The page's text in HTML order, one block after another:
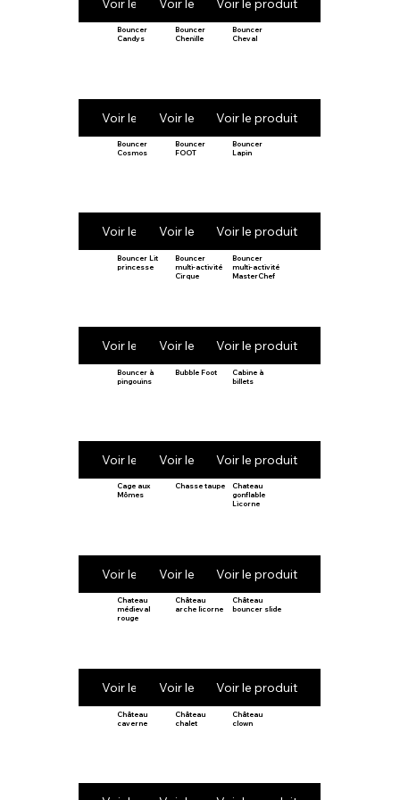
Voir le produitVoir le produitVoir le produit
Bouncer
Candys
Voir le produit
Bouncer
Chenille
Voir le produit
Bouncer
Cheval
Voir le produit
Bouncer
Cosmos
Voir le produit
Bouncer
FOOT
Voir le produit
Bouncer
Lapin
Voir le produit
Bouncer Lit
princesse
Voir le produit
Bouncer
multi-activité
Cirque
Voir le produit
Bouncer
multi-activité
MasterChef
Voir le produit
Bouncer à
pingouins
Voir le produit
Bubble Foot
Voir le produit
Cabine à
billets
Voir le produit
Cage aux
Mômes
Voir le produit
Chasse taupe
Voir le produit
Chateau
gonflable
Licorne
Voir le produit
Chateau
médieval
rouge
Voir le produit
Château
arche licorne
Voir le produit
Château
bouncer slide
Voir le produit
Château
caverne
Château
chalet
Château
clown